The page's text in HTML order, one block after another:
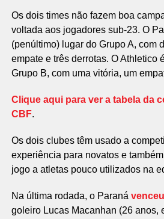
Os dois times não fazem boa
voltada aos jogadores sub-23. O
(penúltimo) lugar do Grupo A, com
empate e três derrotas. O Athletico
Grupo B, com uma vitória, um
Clique aqui para ver a tabela da
CBF.
Os dois clubes têm usado a
experiência para novatos e
jogo a atletas pouco utilizados na
Na última rodada, o Paraná
goleiro Lucas Macanhan (26 anos,